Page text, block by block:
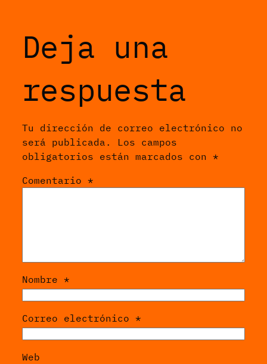
Deja una
respuesta
Tu dirección de correo electrónico no
será publicada.
Los campos
obligatorios están marcados con *
Comentario *
Nombre *
Correo electrónico *
Web